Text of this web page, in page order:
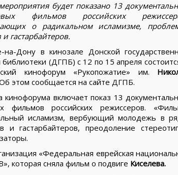
будет показано 13
фильмов российских
о радикальном исламизме,
гастарбайтеров.
на-Дону в кинозале Донской
библиотеки (ДГПБ) с 12 по 15 апреля
кинофорум «Рукопожатие» им.
этом сообщается на сайте ДГПБ.
кинофорума включает показ 13
фильмов российских режиссеров.
исламизм, вербующий молодежь в
гастарбайтеров, преодоление
«Федеральная еврейская
которая сняла фильм о подвиге Киселева.